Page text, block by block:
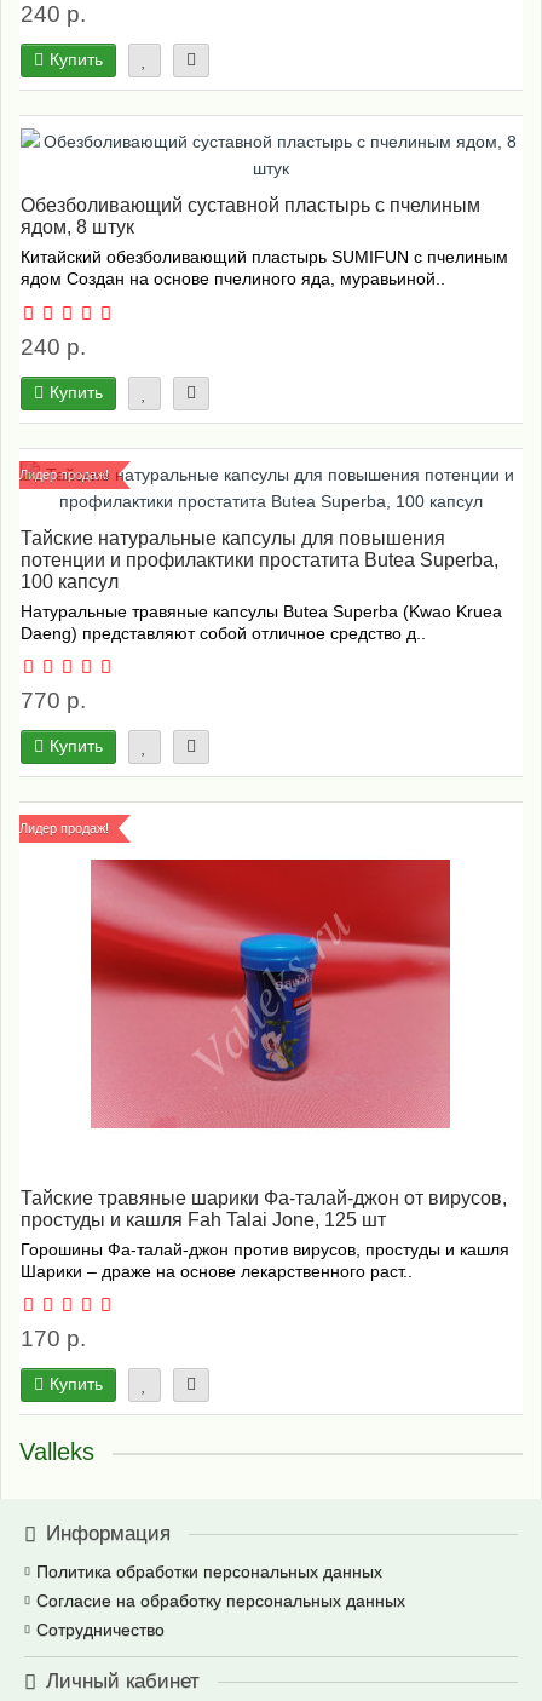
240 р.
Купить
Обезболивающий суставной пластырь с пчелиным
ядом, 8 штук
Китайский обезболивающий пластырь SUMIFUN с пчелиным
ядом Создан на основе пчелиного яда, муравьиной..
240 р.
Купить
Лидер продаж!
Тайские натуральные капсулы для повышения
потенции и профилактики простатита Butea Superba,
100 капсул
Натуральные травяные капсулы Butea Superba (Kwao Kruea
Daeng) представляют собой отличное средство д..
770 р.
Купить
Лидер продаж!
Тайские травяные шарики Фа-талай-джон от вирусов,
простуды и кашля Fah Talai Jone, 125 шт
Горошины Фа-талай-джон против вирусов, простуды и кашля
Шарики – драже на основе лекарственного раст..
170 р.
Купить
Valleks
Информация
Политика обработки персональных данных
Согласие на обработку персональных данных
Сотрудничество
Личный кабинет